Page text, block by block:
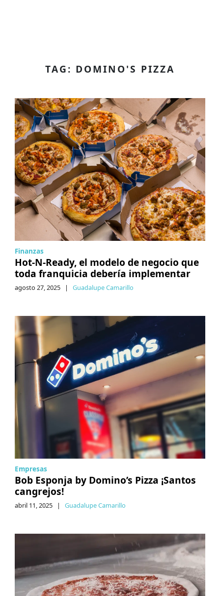
TAG: DOMINO'S PIZZA
Finanzas
Hot-N-Ready, el modelo de negocio que
toda franquicia debería implementar
agosto 27, 2025 | Guadalupe Camarillo
Empresas
Bob Esponja by Domino’s Pizza ¡Santos
cangrejos!
abril 11, 2025 | Guadalupe Camarillo